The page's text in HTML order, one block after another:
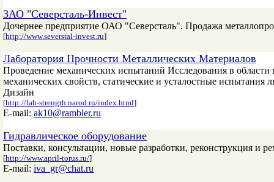
ЗАО "Северсталь-Инвест"
Дочернее предприятие ОАО "Северсталь". Продажа
[http://www.severstal-invest.ru]
Лаборатория Прочности Металлических Материалов
Проведение механических испытаний Исследования в
механических свойств, статические и усталостные
Дизайн
[http://lab-strength.narod.ru/index.html]
E-mail: ak10@rambler.ru
Гидравлическое оборудование
Поставки, консультации, новые разработки, реконструкция и
[http://www.april-torus.ru/]
E-mail: iva_gr@chat.ru